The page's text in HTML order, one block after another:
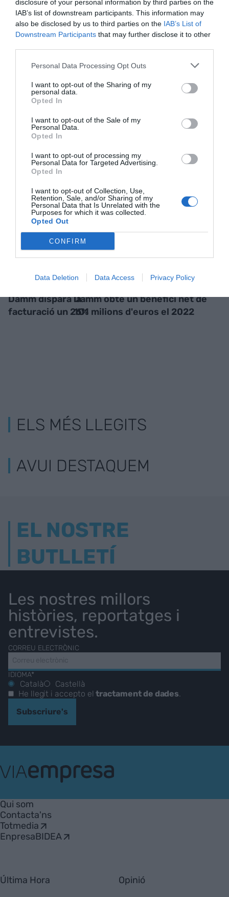
disclosure of your personal information by third parties on the
IAB’s list of downstream participants. This information may
also be disclosed by us to third parties on the IAB’s List of
Downstream Participants that may further disclose it to other
Personal Data Processing Opt Outs
I want to opt-out of the Sharing of my
personal data.
Opted In
I want to opt-out of the Sale of my
Personal Data.
Opted In
I want to opt-out of processing my
Personal Data for Targeted Advertising.
Opted In
I want to opt-out of Collection, Use,
Retention, Sale, and/or Sharing of my
Personal Data that Is Unrelated with the
Purposes for which it was collected.
Opted Out
CONFIRM
Data Deletion Data Access Privacy Policy
sortida deRaimundo BarojaiRamón Armadás,
ha passat de 7 a 5 membres.
Google de forma gratuïta
ACTIVAR ARA
RELACIONADES
Damm dispara la
facturació un 26%
Damm obté un benefici net de
101 milions d'euros el 2022
ELS MÉS LLEGITS
AVUI DESTAQUEM
EL NOSTRE
BUTLLETÍ
Les nostres millors
històries, reportatges i
entrevistes.
CORREU ELECTRÒNIC
IDIOMA*
Català
Castellà
He llegit i accepto eltractament de dades.
Subscriure's
Empresa
Qui som
Contacta'ns
Totmedia
EnpresaBIDEA
Última Hora Opinió